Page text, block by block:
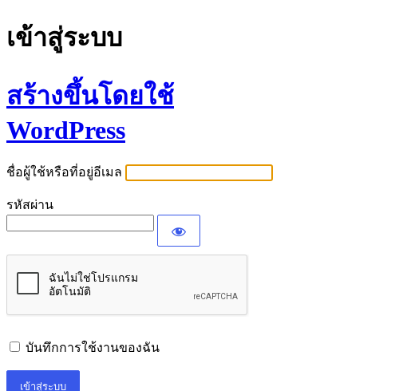
เข้าสู่ระบบ
สร้างขึ้นโดยใช้
WordPress
ชื่อผู้ใช้หรือที่อยู่อีเมล
รหัสผ่าน
บันทึกการใช้งานของฉัน